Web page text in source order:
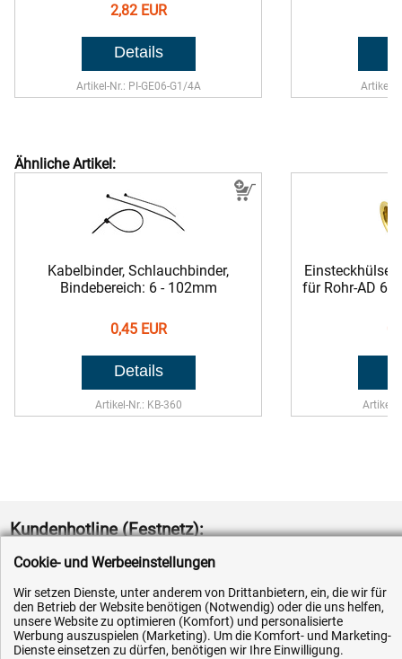
2,82 EUR
Artikel-Nr.: PI-GE06-G1/4A Artikel-
Ähnliche Artikel:
Kabelbinder, Schlauchbinder,
Bindebereich: 6 - 102mm
0,45 EUR
Artikel-Nr.: KB-360
Einsteckhülse
für Rohr-AD
Artikel-
Kundenhotline (Festnetz):
+49 (0) 5351 - 523 520
Mo.-Fr. 07:30 - 16:00 Uhr
Fax (kostenlos):
Cookie- und Werbeeinstellungen
Wir setzen Dienste, unter anderem von Drittanbietern, ein, die wir für
den Betrieb der Website benötigen (Notwendig) oder die uns helfen,
unsere Website zu optimieren (Komfort) und personalisierte
Werbung auszuspielen (Marketing). Um die Komfort- und Marketing-
Dienste einsetzen zu dürfen, benötigen wir Ihre Einwilligung.